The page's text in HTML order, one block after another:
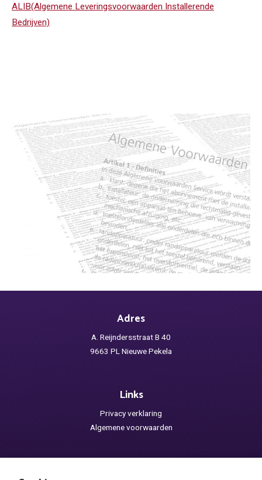
ALIB(Algemene Leveringsvoorwaarden Installerende
Bedrijven)
Adres
A. Reijndersstraat B 40
9663 PL Nieuwe Pekela
Links
Privacy verklaring
Algemene voorwaarden